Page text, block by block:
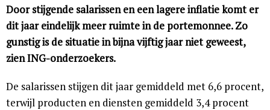
Door stijgende salarissen en een lagere inflatie komt er
dit jaar eindelijk meer ruimte in de portemonnee. Zo
gunstig is de situatie in bijna vijftig jaar niet geweest,
zien ING-onderzoekers.
De salarissen stijgen dit jaar gemiddeld met 6,6 procent,
terwijl producten en diensten gemiddeld 3,4 procent